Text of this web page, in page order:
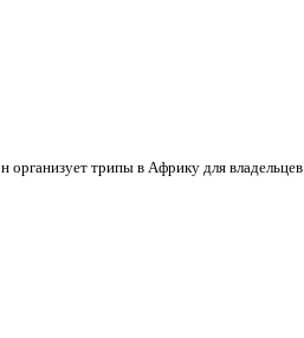
организует трипы в Африку для владельцев